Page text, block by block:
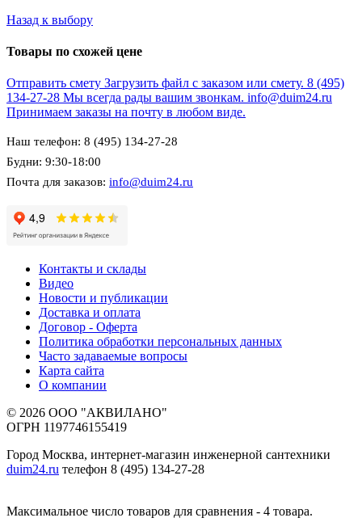
Назад к выбору
Товары по схожей цене
Отправить смету Загрузить файл с заказом или смету. 8 (495)
134-27-28 Мы всегда рады вашим звонкам. info@duim24.ru
Принимаем заказы на почту в любом виде.
Наш телефон: 8 (495) 134-27-28
Будни: 9:30-18:00
Почта для заказов: info@duim24.ru
Контакты и склады
Видео
Новости и публикации
Доставка и оплата
Договор - Оферта
Политика обработки персональных данных
Часто задаваемые вопросы
Карта сайта
О компании
© 2026 ООО "АКВИЛАНО"
ОГРН 1197746155419
Город Москва, интернет-магазин инженерной сантехники
duim24.ru телефон 8 (495) 134-27-28
Максимальное число товаров для сравнения - 4 товара.